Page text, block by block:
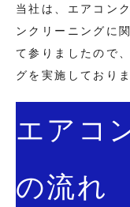
当社は、エアコン
ンクリーニングに
て参りましたので
グを実施しておりま
エアコ
の流れ